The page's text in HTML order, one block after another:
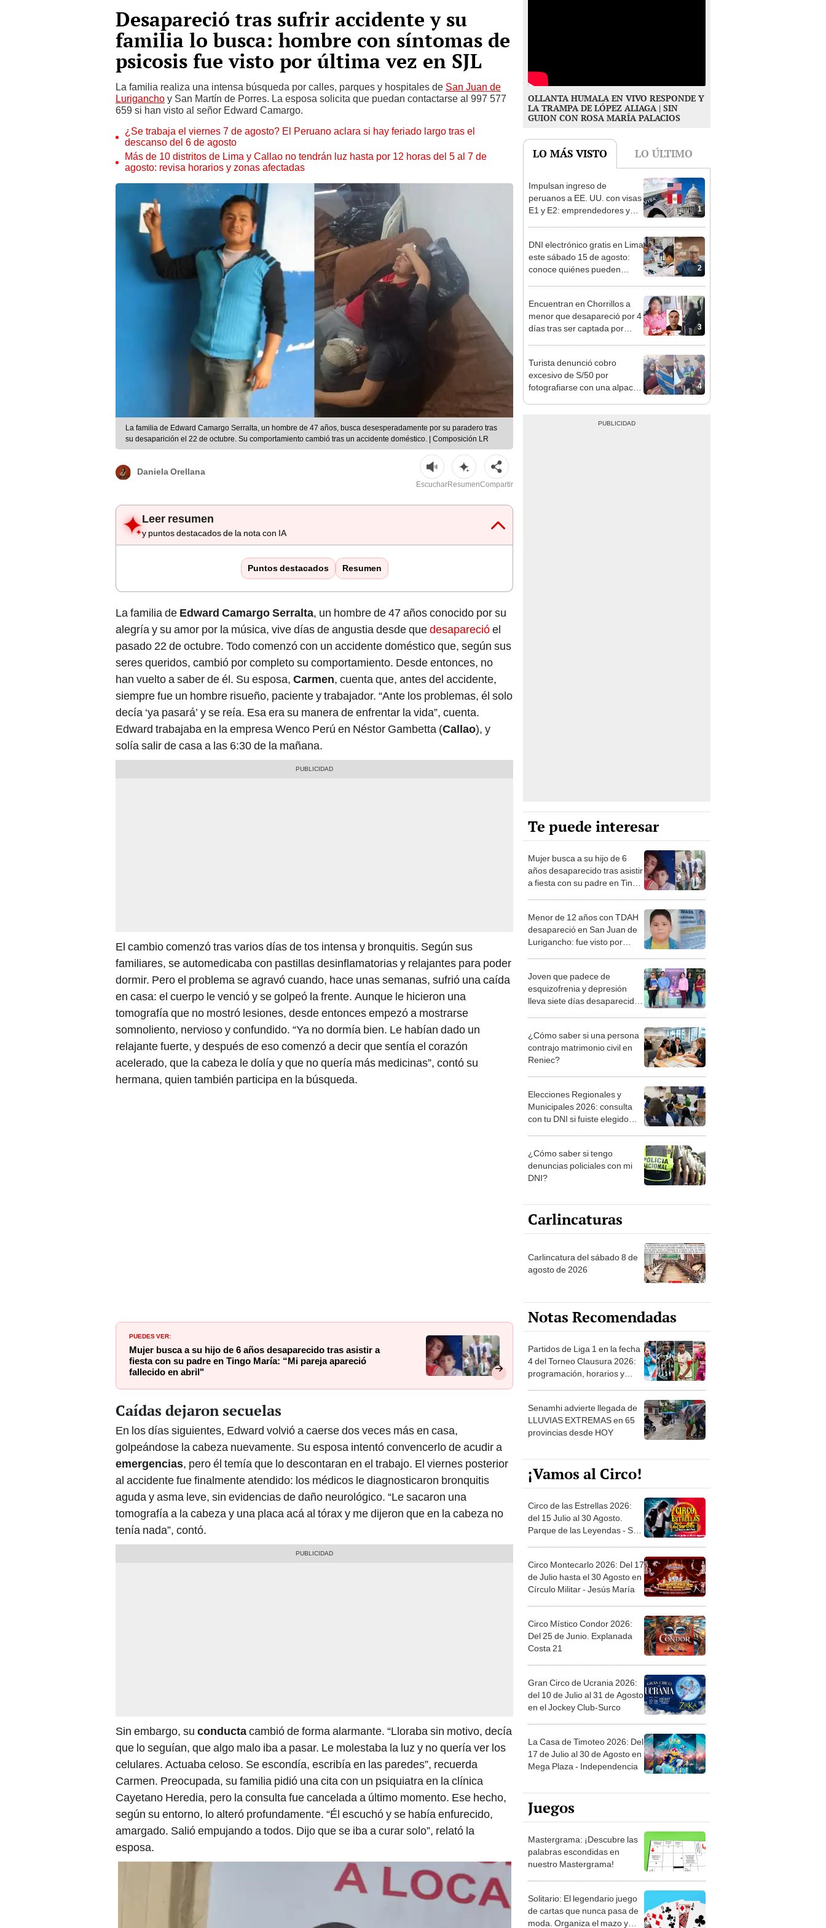
Desapareció tras sufrir accidente y su
familia lo busca: hombre con síntomas de
psicosis fue visto por última vez en SJL
La familia realiza una intensa búsqueda por calles, parques y hospitales de San Juan de
Lurigancho y San Martín de Porres. La esposa solicita que puedan contactarse al 997 577
659 si han visto al señor Edward Camargo.
¿Se trabaja el viernes 7 de agosto? El Peruano aclara si hay feriado largo tras el
descanso del 6 de agosto
Más de 10 distritos de Lima y Callao no tendrán luz hasta por 12 horas del 5 al 7 de
agosto: revisa horarios y zonas afectadas
La familia de Edward Camargo Serralta, un hombre de 47 años, busca desesperadamente por su paradero tras
su desaparición el 22 de octubre. Su comportamiento cambió tras un accidente doméstico. | Composición LR
Daniela Orellana
EscucharResumenCompartir
Leer resumen
y puntos destacados de la nota con IA
Puntos destacados Resumen
La familia de Edward Camargo Serralta, un hombre de 47 años conocido por su
alegría y su amor por la música, vive días de angustia desde quedesaparecióel
pasado 22 de octubre. Todo comenzó con un accidente doméstico que, según sus
seres queridos, cambió por completo su comportamiento. Desde entonces, no
han vuelto a saber de él. Su esposa, Carmen, cuenta que, antes del accidente,
siempre fue un hombre risueño, paciente y trabajador. “Ante los problemas, él solo
decía ‘ya pasará’ y se reía. Esa era su manera de enfrentar la vida”, cuenta.
Edward trabajaba en la empresa Wenco Perú en Néstor Gambetta (Callao), y
solía salir de casa a las 6:30 de la mañana.
El cambio comenzó tras varios días de tos intensa y bronquitis. Según sus
familiares, se automedicaba con pastillas desinflamatorias y relajantes para poder
dormir. Pero el problema se agravó cuando, hace unas semanas, sufrió una caída
en casa: el cuerpo le venció y se golpeó la frente. Aunque le hicieron una
tomografía que no mostró lesiones, desde entonces empezó a mostrarse
somnoliento, nervioso y confundido. “Ya no dormía bien. Le habían dado un
relajante fuerte, y después de eso comenzó a decir que sentía el corazón
acelerado, que la cabeza le dolía y que no quería más medicinas”, contó su
hermana, quien también participa en la búsqueda.
PUEDES VER:
Mujer busca a su hijo de 6 años desaparecido tras asistir a
fiesta con su padre en Tingo María: “Mi pareja apareció
fallecido en abril"
Caídas dejaron secuelas
En los días siguientes, Edward volvió a caerse dos veces más en casa,
golpeándose la cabeza nuevamente. Su esposa intentó convencerlo de acudir a
emergencias, pero él temía que lo descontaran en el trabajo. El viernes posterior
al accidente fue finalmente atendido: los médicos le diagnosticaron bronquitis
aguda y asma leve, sin evidencias de daño neurológico. “Le sacaron una
tomografía a la cabeza y una placa acá al tórax y me dijeron que en la cabeza no
tenía nada”, contó.
Sin embargo, su conductacambió de forma alarmante. “Lloraba sin motivo, decía
que lo seguían, que algo malo iba a pasar. Le molestaba la luz y no quería ver los
celulares. Actuaba celoso. Se escondía, escribía en las paredes”, recuerda
Carmen. Preocupada, su familia pidió una cita con un psiquiatra en la clínica
Cayetano Heredia, pero la consulta fue cancelada a último momento. Ese hecho,
según su entorno, lo alteró profundamente. “Él escuchó y se había enfurecido,
amargado. Salió empujando a todos. Dijo que se iba a curar solo”, relató la
esposa.
OLLANTA HUMALA EN VIVO RESPONDE Y
LA TRAMPA DE LÓPEZ ALIAGA | SIN
GUION CON ROSA MARÍA PALACIOS
LO MÁS VISTO LO ÚLTIMO
1
Impulsan ingreso de
peruanos a EE. UU. con visas
E1 y E2: emprendedores y
2
DNI electrónico gratis en Lima
este sábado 15 de agosto:
conoce quiénes pueden
3
Encuentran en Chorrillos a
menor que desapareció por 4
días tras ser captada por
4
Turista denunció cobro
excesivo de S/50 por
fotografiarse con una alpaca
Te puede interesar
Mujer busca a su hijo de 6
años desaparecido tras asistir
a fiesta con su padre en Tingo
Menor de 12 años con TDAH
desapareció en San Juan de
Lurigancho: fue visto por
Joven que padece de
esquizofrenia y depresión
lleva siete días desaparecido:
¿Cómo saber si una persona
contrajo matrimonio civil en
Reniec?
Elecciones Regionales y
Municipales 2026: consulta
con tu DNI si fuiste elegido
la ONPE
¿Cómo saber si tengo
denuncias policiales con mi
DNI?
Carlincaturas
Carlincatura del sábado 8 de
agosto de 2026
Notas Recomendadas
Partidos de Liga 1 en la fecha
4 del Torneo Clausura 2026:
programación, horarios y
Senamhi advierte llegada de
LLUVIAS EXTREMAS en 65
provincias desde HOY
¡Vamos al Circo!
Circo de las Estrellas 2026:
del 15 Julio al 30 Agosto.
Parque de las Leyendas - San
Circo Montecarlo 2026: Del 17
de Julio hasta el 30 Agosto en
Círculo Militar - Jesús María
Circo Místico Condor 2026:
Del 25 de Junio. Explanada
Costa 21
Gran Circo de Ucrania 2026:
del 10 de Julio al 31 de Agosto
en el Jockey Club-Surco
La Casa de Timoteo 2026: Del
17 de Julio al 30 de Agosto en
Mega Plaza - Independencia
Juegos
Mastergrama: ¡Descubre las
palabras escondidas en
nuestro Mastergrama!
Solitario: El legendario juego
de cartas que nunca pasa de
moda. Organiza el mazo y